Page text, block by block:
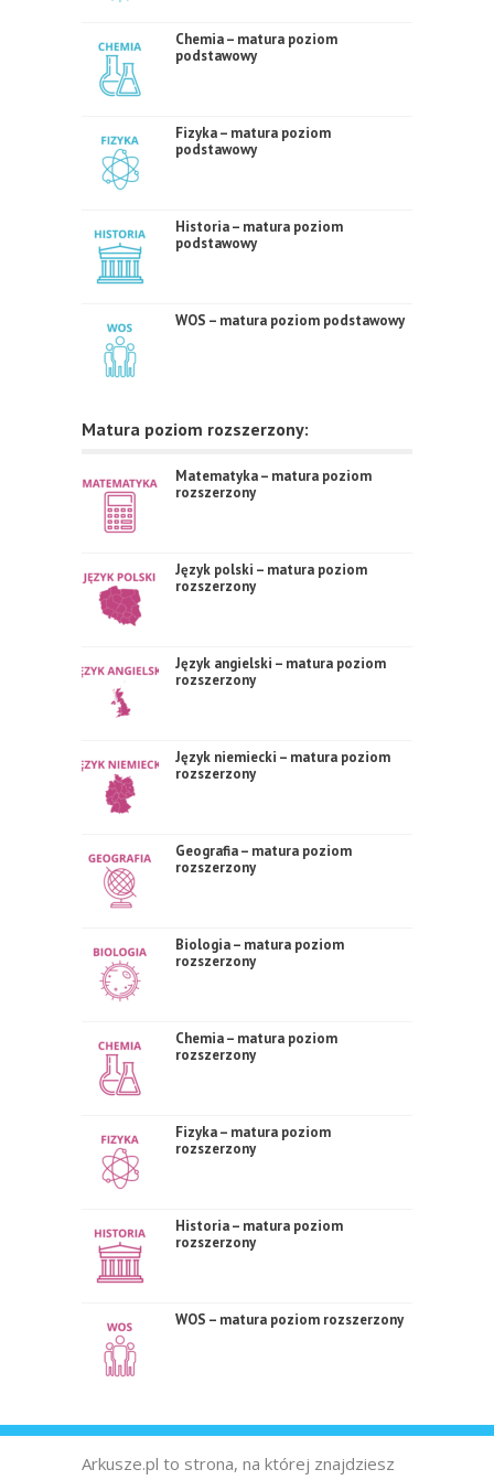
Chemia – matura poziom
podstawowy
Fizyka – matura poziom
podstawowy
Historia – matura poziom
podstawowy
WOS – matura poziom podstawowy
Matura poziom rozszerzony:
Matematyka – matura poziom
rozszerzony
Język polski – matura poziom
rozszerzony
Język angielski – matura poziom
rozszerzony
Język niemiecki – matura poziom
rozszerzony
Geografia – matura poziom
rozszerzony
Biologia – matura poziom
rozszerzony
Chemia – matura poziom
rozszerzony
Fizyka – matura poziom
rozszerzony
Historia – matura poziom
rozszerzony
WOS – matura poziom rozszerzony
Arkusze.pl to strona, na której znajdziesz